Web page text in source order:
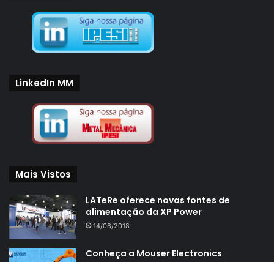
LinkedIn MM
Mais Vistos
LATeRe oferece novas fontes de
alimentação da XP Power
14/08/2018
Conheça a Mouser Electronics